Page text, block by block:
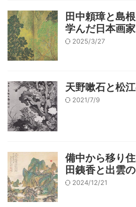
田中頼璋と島
学んだ日本画家
2025/3/27
天野嗽石と松
2021/7/9
備中から移り
田銕香と出雲
2024/12/21